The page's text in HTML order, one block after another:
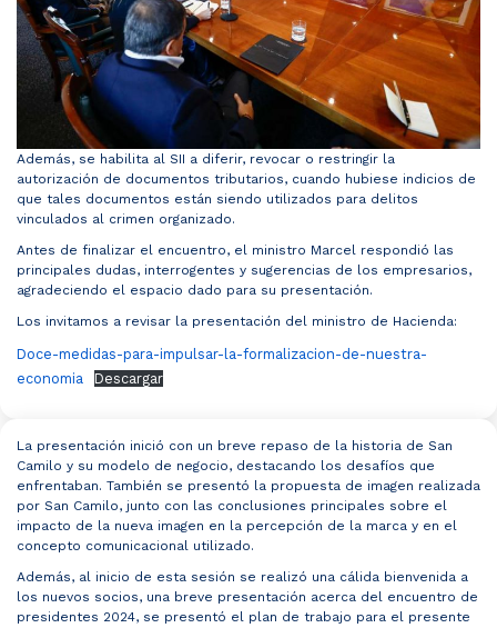
Además, se habilita al SII a diferir, revocar o restringir la
autorización de documentos tributarios, cuando hubiese indicios de
que tales documentos están siendo utilizados para delitos
vinculados al crimen organizado.
Antes de finalizar el encuentro, el ministro Marcel respondió las
principales dudas, interrogentes y sugerencias de los empresarios,
agradeciendo el espacio dado para su presentación.
Los invitamos a revisar la presentación del ministro de Hacienda:
Doce-medidas-para-impulsar-la-formalizacion-de-nuestra-
economia
Descargar
La presentación inició con un breve repaso de la historia de San
Camilo y su modelo de negocio, destacando los desafíos que
enfrentaban. También se presentó la propuesta de imagen realizada
por San Camilo, junto con las conclusiones principales sobre el
impacto de la nueva imagen en la percepción de la marca y en el
concepto comunicacional utilizado.
Además, al inicio de esta sesión se realizó una cálida bienvenida a
los nuevos socios, una breve presentación acerca del encuentro de
presidentes 2024, se presentó el plan de trabajo para el presente